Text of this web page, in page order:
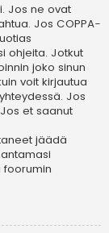
Jos ne ovat
Jos COPPA-
ohjeita. Jotkut
joko sinun
voit kirjautua
Jos
et saanut
jäädä
foorumin